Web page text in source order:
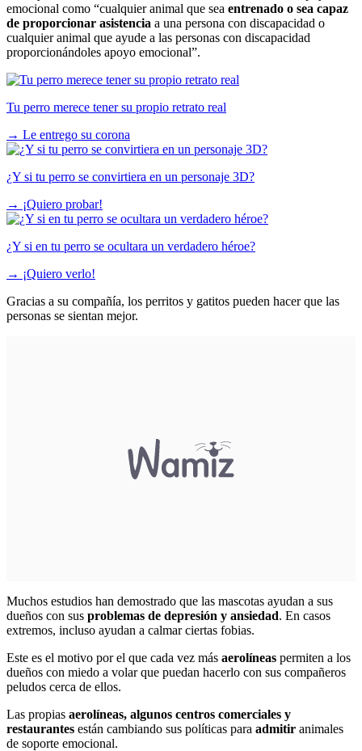
emocional como “cualquier animal que sea entrenado o sea capaz
de proporcionar asistencia a una persona con discapacidad o
cualquier animal que ayude a las personas con discapacidad
proporcionándoles apoyo emocional”.
Tu perro merece tener su propio retrato real
→ Le entrego su corona
¿Y si tu perro se convirtiera en un personaje 3D?
→ ¡Quiero probar!
¿Y si en tu perro se ocultara un verdadero héroe?
→ ¡Quiero verlo!
Gracias a su compañía, los perritos y gatitos pueden hacer que las
personas se sientan mejor.
Muchos estudios han demostrado que las mascotas ayudan a sus
dueños con sus problemas de depresión y ansiedad. En casos
extremos, incluso ayudan a calmar ciertas fobias.
Este es el motivo por el que cada vez más aerolíneas permiten a los
dueños con miedo a volar que puedan hacerlo con sus compañeros
peludos cerca de ellos.
Las propias aerolíneas, algunos centros comerciales y
restaurantes están cambiando sus políticas para admitir animales
de soporte emocional.